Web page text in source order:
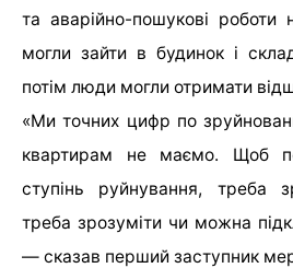
та аварійно-пошукові роботи
могли зайти в будинок і
потім люди могли отримати
«Ми точних цифр по
квартирам не маємо. Щоб
ступінь руйнування, треба
треба зрозуміти чи можна
— сказав перший заступник